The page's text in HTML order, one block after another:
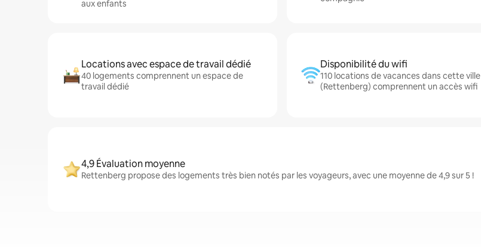
aux enfants
Locations avec espace de travail dédié
40 logements comprennent un espace de
travail dédié
Disponibilité du wifi
110 locations de vacances dans cette ville
(Rettenberg) comprennent un accès wifi
4,9 Évaluation moyenne
Rettenberg propose des logements très bien notés par les voyageurs, avec une moyenne de 4,9 sur 5 !